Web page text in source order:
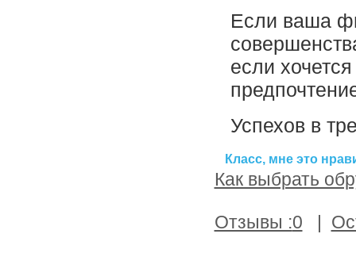
Если ваша
если
Успехов в
Класс, мне это
Как выбрать
Отзывы :0 |